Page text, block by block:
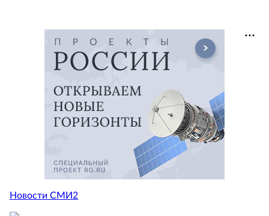
Новости СМИ2